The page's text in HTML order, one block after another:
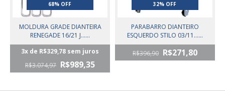
68% OFF
MOLDURA GRADE DIANTEIRA
RENEGADE 16/21 J......
3x de R$329,78 sem juros
R$3.074,97 R$989,35
32% OFF
PARABARRO DIANTEIRO
ESQUERDO STILO 03/11......
R$396,90 R$271,80